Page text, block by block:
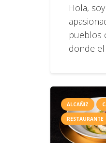
Hola,
pueblos
donde el
ALCAÑIZ
RESTAURANTE